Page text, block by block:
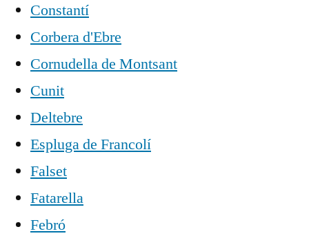
Constantí
Corbera d'Ebre
Cornudella de Montsant
Cunit
Deltebre
Espluga de Francolí
Falset
Fatarella
Febró